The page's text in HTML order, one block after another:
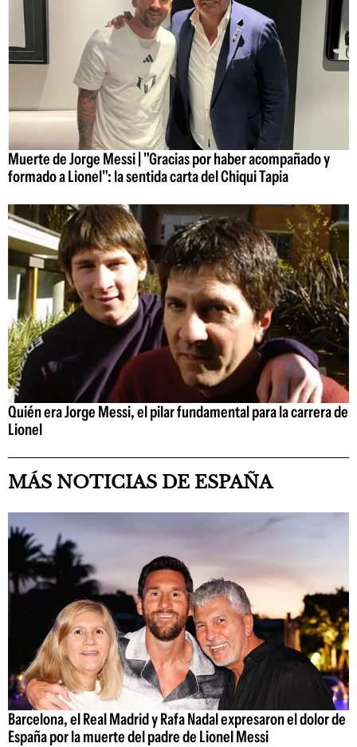
Muerte de Jorge Messi | "Gracias por haber acompañado y
formado a Lionel": la sentida carta del Chiqui Tapia
Quién era Jorge Messi, el pilar fundamental para la carrera de
Lionel
MÁS NOTICIAS DE ESPAÑA
Barcelona, el Real Madrid y Rafa Nadal expresaron el dolor de
España por la muerte del padre de Lionel Messi